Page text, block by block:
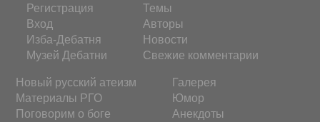
Регистрация
Вход
Изба-Дебатня
Музей Дебатни
Темы
Авторы
Новости
Свежие комментарии
Новый русский атеизм
Материалы РГО
Поговорим о боге
Галерея
Юмор
Анекдоты